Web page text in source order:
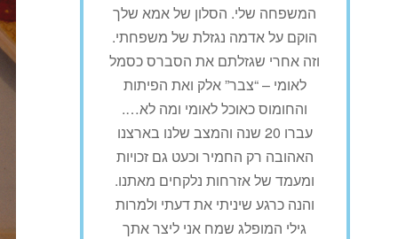
המשפחה שלי. הסלון של אמא שלך
הוקם על אדמה נגזלת של משפחתי.
וזה אחרי שגזלתם את הסברס כסמל
לאומי – “צבר” אלק ואת הפיתות
והחומוס כאוכל לאומי ומה לא….
עברו 20 שנה והמצב שלנו בארצנו
האהובה רק החמיר וכעט גם זכויות
ומעמד של אזרחות נלקחים מאתנו.
והנה כרגע שיניתי את דעתי ולמרות
גילי המופלג שמח אני ליצר אתך